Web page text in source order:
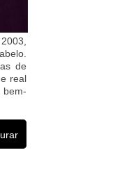
de
real